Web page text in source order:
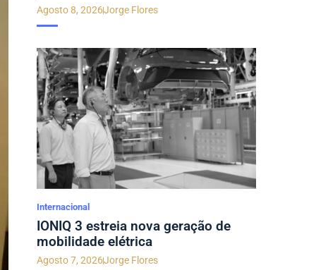
Agosto 8, 2026Jorge Flores
Internacional
IONIQ 3 estreia nova geração de
mobilidade elétrica
Agosto 7, 2026Jorge Flores